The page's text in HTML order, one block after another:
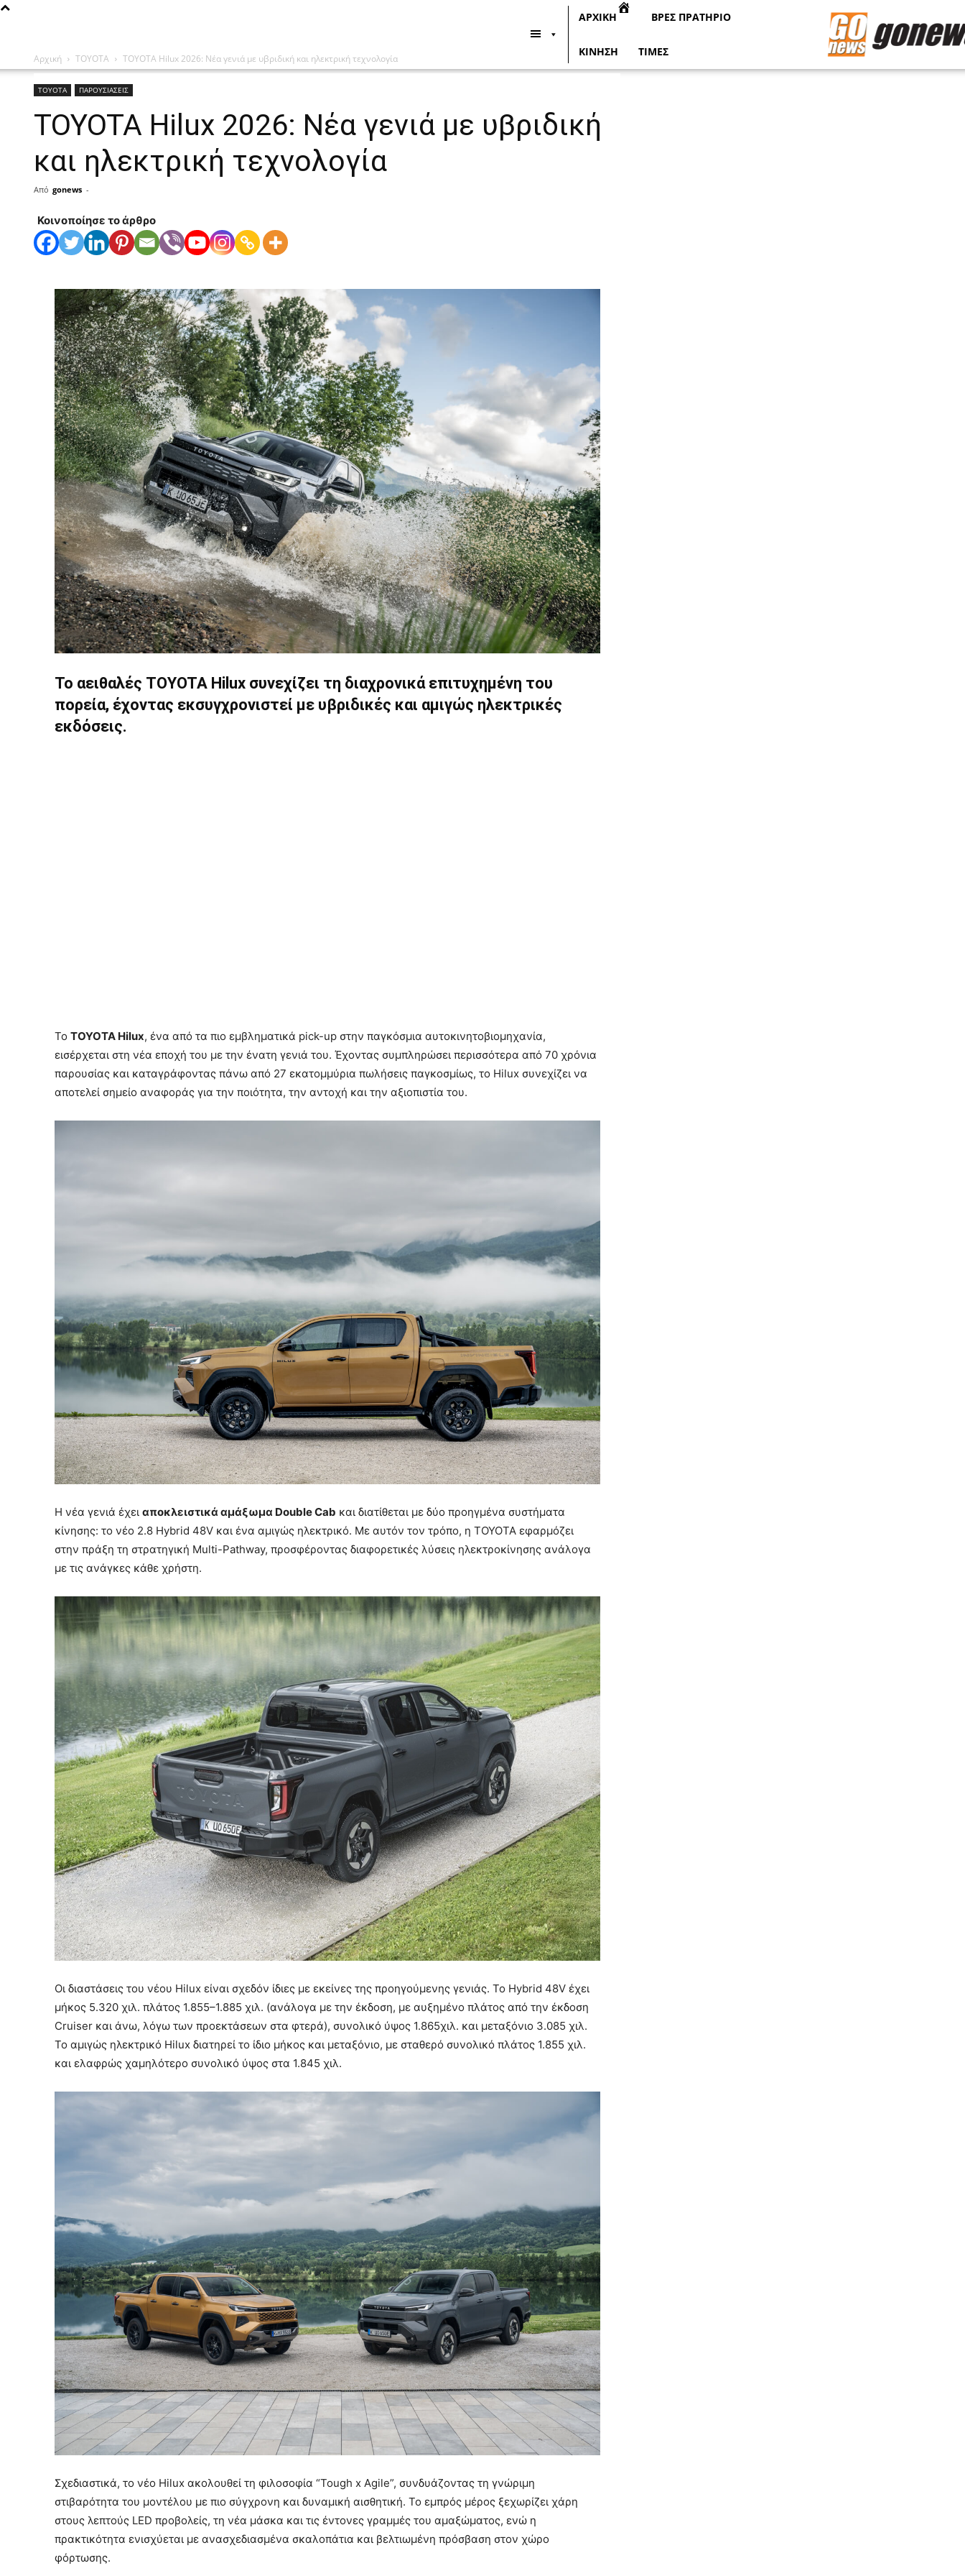
ΑΡΧΙΚΗ ΒΡΕΣ ΠΡΑΤΗΡΙΟ
ΚΙΝΗΣΗ ΤΙΜΕΣ
Αρχική TOYOTA TOYOTA Hilux 2026: Νέα γενιά με υβριδική και ηλεκτρική τεχνολογία
TOYOTA ΠΑΡΟΥΣΙΑΣΕΙΣ
TOYOTA Hilux 2026: Νέα γενιά με υβριδική
και ηλεκτρική τεχνολογία
Από gonews -
Κοινοποίησε το άρθρο
Το αειθαλές TOYOTA Hilux συνεχίζει τη διαχρονικά επιτυχημένη του
πορεία, έχοντας εκσυγχρονιστεί με υβριδικές και αμιγώς ηλεκτρικές
εκδόσεις.
Το ΤΟΥΟΤΑ Hilux, ένα από τα πιο εμβληματικά pick-up στην παγκόσμια αυτοκινητοβιομηχανία,
εισέρχεται στη νέα εποχή του με την ένατη γενιά του. Έχοντας συμπληρώσει περισσότερα από 70 χρόνια
παρουσίας και καταγράφοντας πάνω από 27 εκατομμύρια πωλήσεις παγκοσμίως, το Hilux συνεχίζει να
αποτελεί σημείο αναφοράς για την ποιότητα, την αντοχή και την αξιοπιστία του.
Η νέα γενιά έχει αποκλειστικά αμάξωμα Double Cab και διατίθεται με δύο προηγμένα συστήματα
κίνησης: το νέο 2.8 Hybrid 48V και ένα αμιγώς ηλεκτρικό. Με αυτόν τον τρόπο, η ΤΟΥΟΤΑ εφαρμόζει
στην πράξη τη στρατηγική Multi-Pathway, προσφέροντας διαφορετικές λύσεις ηλεκτροκίνησης ανάλογα
με τις ανάγκες κάθε χρήστη.
Οι διαστάσεις του νέου Hilux είναι σχεδόν ίδιες με εκείνες της προηγούμενης γενιάς. Το Hybrid 48V έχει
μήκος 5.320 χιλ. πλάτος 1.855–1.885 χιλ. (ανάλογα με την έκδοση, με αυξημένο πλάτος από την έκδοση
Cruiser και άνω, λόγω των προεκτάσεων στα φτερά), συνολικό ύψος 1.865χιλ. και μεταξόνιο 3.085 χιλ.
Το αμιγώς ηλεκτρικό Hilux διατηρεί το ίδιο μήκος και μεταξόνιο, με σταθερό συνολικό πλάτος 1.855 χιλ.
και ελαφρώς χαμηλότερο συνολικό ύψος στα 1.845 χιλ.
Σχεδιαστικά, το νέο Hilux ακολουθεί τη φιλοσοφία “Tough x Agile”, συνδυάζοντας τη γνώριμη
στιβαρότητα του μοντέλου με πιο σύγχρονη και δυναμική αισθητική. Το εμπρός μέρος ξεχωρίζει χάρη
στους λεπτούς LED προβολείς, τη νέα μάσκα και τις έντονες γραμμές του αμαξώματος, ενώ η
πρακτικότητα ενισχύεται με ανασχεδιασμένα σκαλοπάτια και βελτιωμένη πρόσβαση στον χώρο
φόρτωσης.